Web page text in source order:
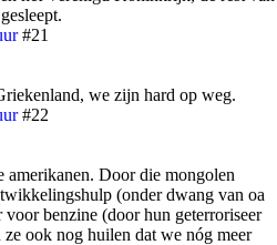
#21
we zijn hard op weg.
#22
amerikanen. Door die mongolen
(onder dwang van oa
benzine (door hun geterroriseer
ook nog huilen dat we nóg meer